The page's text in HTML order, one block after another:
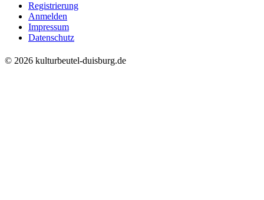
Registrierung
Anmelden
Impressum
Datenschutz
© 2026 kulturbeutel-duisburg.de